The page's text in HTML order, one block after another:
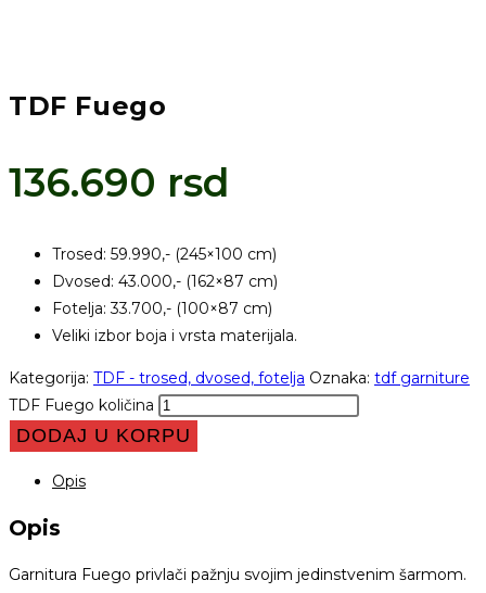
TDF Fuego
136.690 rsd
Trosed: 59.990,- (245×100 cm)
Dvosed: 43.000,- (162×87 cm)
Fotelja: 33.700,- (100×87 cm)
Veliki izbor boja i vrsta materijala.
Kategorija: TDF - trosed, dvosed, fotelja Oznaka: tdf garniture
TDF Fuego količina
DODAJ U KORPU
Opis
Opis
Garnitura Fuego privlači pažnju svojim jedinstvenim šarmom.